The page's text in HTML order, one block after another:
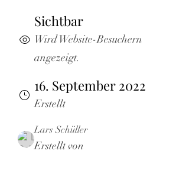
Sichtbar
Wird Website-Besuchern
angezeigt.
16. September 2022
Erstellt
Lars Schüller
Erstellt von